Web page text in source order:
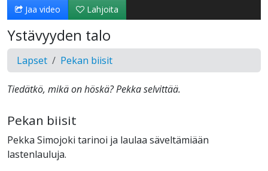
Jaa video Lahjoita
Ystävyyden talo
Lapset Pekan biisit
Tiedätkö, mikä on höskä? Pekka selvittää.
Pekan biisit
Pekka Simojoki tarinoi ja laulaa säveltämiään
lastenlauluja.